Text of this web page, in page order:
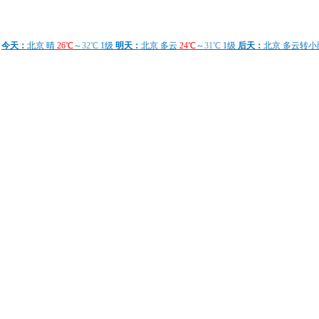
今天： 北京 晴 26℃～32℃ 1级 明天： 北京 多云 24℃～31℃ 1级 后天： 北京 多云转小